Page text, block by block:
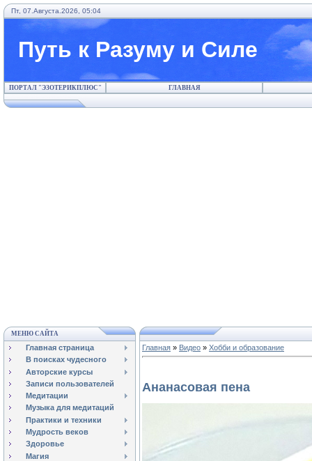
Пт, 07.Августа.2026, 05:04
Путь к Разуму и Силе
ПОРТАЛ "ЭЗОТЕРИКПЛЮС" ГЛАВНАЯ
МЕНЮ САЙТА
Главная страница
В поисках чудесного
Авторские курсы
Записи пользователей
Медитации
Музыка для медитаций
Практики и техники
Мудрость веков
Здоровье
Магия
Главная » Видео » Хобби и образование
Ананасовая пена